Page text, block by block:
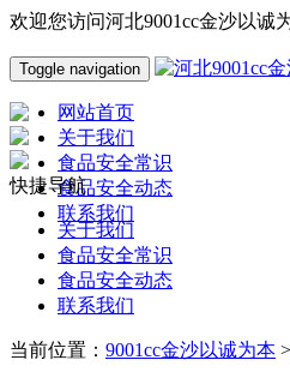
欢迎您访问河北9001cc金沙以诚
Toggle navigation
网站首页
关于我们
食品安全常识
食品安全动态
联系我们
快捷导航
关于我们
食品安全常识
食品安全动态
联系我们
当前位置： 9001cc金沙以诚为本 >